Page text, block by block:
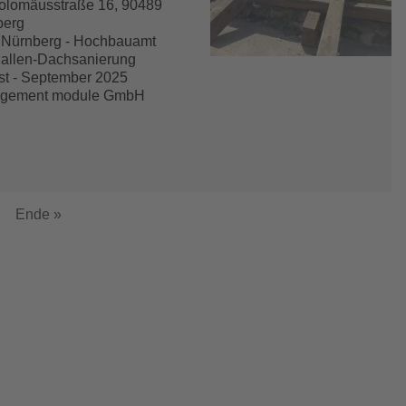
16, 90489
- Hochbauamt
Dachsanierung
- September 2025
module GmbH
Letzte
Ende »